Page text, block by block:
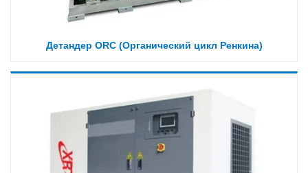
Детандер ORC (Органический цикл Ренкина)